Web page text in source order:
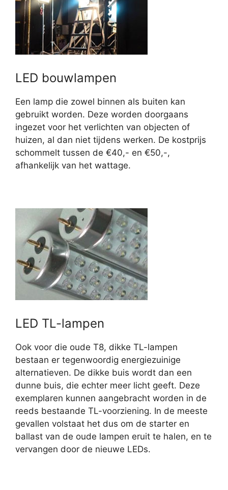
LED bouwlampen
Een lamp die zowel binnen als buiten kan
gebruikt worden. Deze worden doorgaans
ingezet voor het verlichten van objecten of
huizen, al dan niet tijdens werken. De kostprijs
schommelt tussen de €40,- en €50,-,
afhankelijk van het wattage.
LED TL-lampen
Ook voor die oude T8, dikke TL-lampen
bestaan er tegenwoordig energiezuinige
alternatieven. De dikke buis wordt dan een
dunne buis, die echter meer licht geeft. Deze
exemplaren kunnen aangebracht worden in de
reeds bestaande TL-voorziening. In de meeste
gevallen volstaat het dus om de starter en
ballast van de oude lampen eruit te halen, en te
vervangen door de nieuwe LEDs.